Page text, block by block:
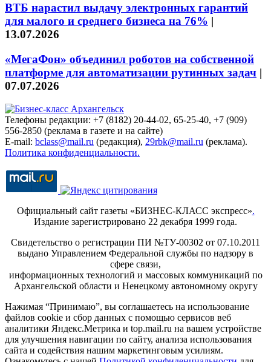
ВТБ нарастил выдачу электронных гарантий
для малого и среднего бизнеса на 76% |
13.07.2026
«МегаФон» объединил роботов на собственной
платформе для автоматизации рутинных задач |
07.07.2026
Телефоны редакции: +7 (8182) 20-44-02, 65-25-40, +7 (909)
556-2850 (реклама в газете и на сайте)
E-mail: bclass@mail.ru (редакция), 29rbk@mail.ru (реклама).
Политика конфиденциальности.
Официальный сайт газеты «БИЗНЕС-КЛАСС экспресс».
Издание зарегистрировано 22 декабря 1999 года.
Свидетельство о регистрации ПИ №ТУ-00302 от 07.10.2011
выдано Управлением Федеральной службы по надзору в
сфере связи,
информационных технологий и массовых коммуникаций по
Архангельской области и Ненецкому автономному округу
Нажимая “Принимаю”, вы соглашаетесь на использование
файлов cookie и сбор данных с помощью сервисов веб
аналитики Яндекс.Метрика и top.mail.ru на вашем устройстве
для улучшения навигации по сайту, анализа использования
сайта и содействия нашим маркетинговым усилиям.